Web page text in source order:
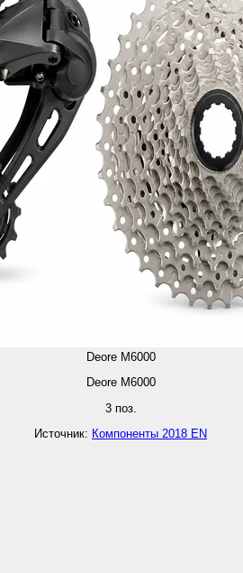
Deore M6000
Deore M6000
3поз.
Источник: Компоненты 2018 EN